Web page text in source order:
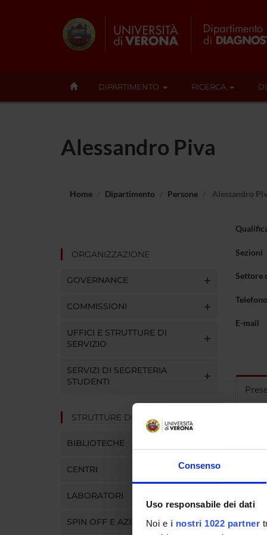
Consenso
Uso responsabile dei dati
Noi e i nostri 1022 partner
DIPARTIMENTO RICERCA
Alessandro Piva
Home Dipartimento Persone Alessandro
ORGANIZZAZIONE
GOVERNANCE
COMMISSIONI
UFFICI E STRUTTURE DI
SERVIZIO
SERVIZI DI SEGRETERIA
STUDENTI
STRUTTURE DEL DIPARTIMENTO
BIBLIOTECHE
CENTRI
LABORATORI
SPIN OFF E AZIENDE
Sezioni
Settore
Telefono
E-mail